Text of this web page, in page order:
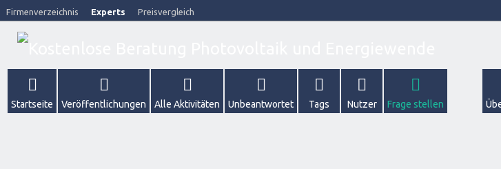
Firmenverzeichnis Experts Preisvergleich
Startseite Veröffentlichungen Alle Aktivitäten Unbeantwortet Tags Nutzer Frage stellen